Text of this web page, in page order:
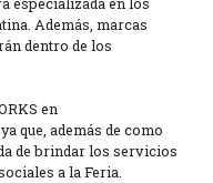
especializada en los
Además, marcas
dentro de los
en
que, además de como
de brindar los servicios
a la Feria.